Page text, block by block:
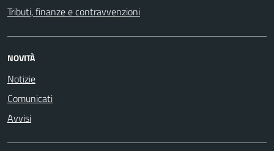
Tributi, finanze e contravvenzioni
NOVITÀ
Notizie
Comunicati
Avvisi